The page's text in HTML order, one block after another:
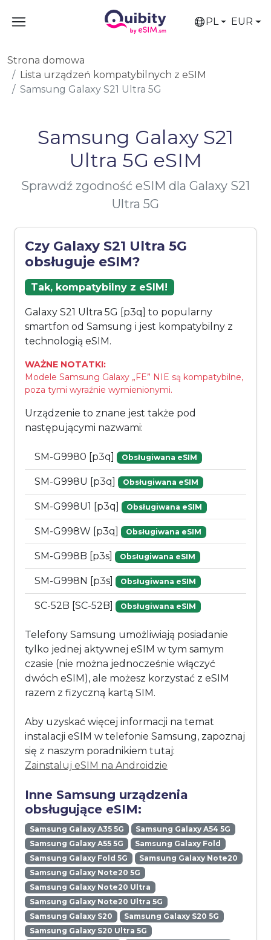
PL EUR
Strona domowa
Lista urządzeń kompatybilnych z eSIM
Samsung Galaxy S21 Ultra 5G
Samsung Galaxy S21
Ultra 5G eSIM
Sprawdź zgodność eSIM dla Galaxy S21
Ultra 5G
Czy Galaxy S21 Ultra 5G
obsługuje eSIM?
Tak, kompatybilny z eSIM!
Galaxy S21 Ultra 5G [p3q] to popularny
smartfon od Samsung i jest kompatybilny z
technologią eSIM.
WAŻNE NOTATKI:
Modele Samsung Galaxy „FE” NIE są kompatybilne,
poza tymi wyraźnie wymienionymi.
Urządzenie to znane jest także pod
następującymi nazwami:
SM-G9980 [p3q] Obsługiwana eSIM
SM-G998U [p3q] Obsługiwana eSIM
SM-G998U1 [p3q] Obsługiwana eSIM
SM-G998W [p3q] Obsługiwana eSIM
SM-G998B [p3s] Obsługiwana eSIM
SM-G998N [p3s] Obsługiwana eSIM
SC-52B [SC-52B] Obsługiwana eSIM
Telefony Samsung umożliwiają posiadanie
tylko jednej aktywnej eSIM w tym samym
czasie (nie można jednocześnie włączyć
dwóch eSIM), ale możesz korzystać z eSIM
razem z fizyczną kartą SIM.
Aby uzyskać więcej informacji na temat
instalacji eSIM w telefonie Samsung, zapoznaj
się z naszym poradnikiem tutaj:
Zainstaluj eSIM na Androidzie
Inne Samsung urządzenia
obsługujące eSIM:
Samsung Galaxy A35 5G
Samsung Galaxy A54 5G
Samsung Galaxy A55 5G
Samsung Galaxy Fold
Samsung Galaxy Fold 5G
Samsung Galaxy Note20
Samsung Galaxy Note20 5G
Samsung Galaxy Note20 Ultra
Samsung Galaxy Note20 Ultra 5G
Samsung Galaxy S20
Samsung Galaxy S20 5G
Samsung Galaxy S20 Ultra 5G